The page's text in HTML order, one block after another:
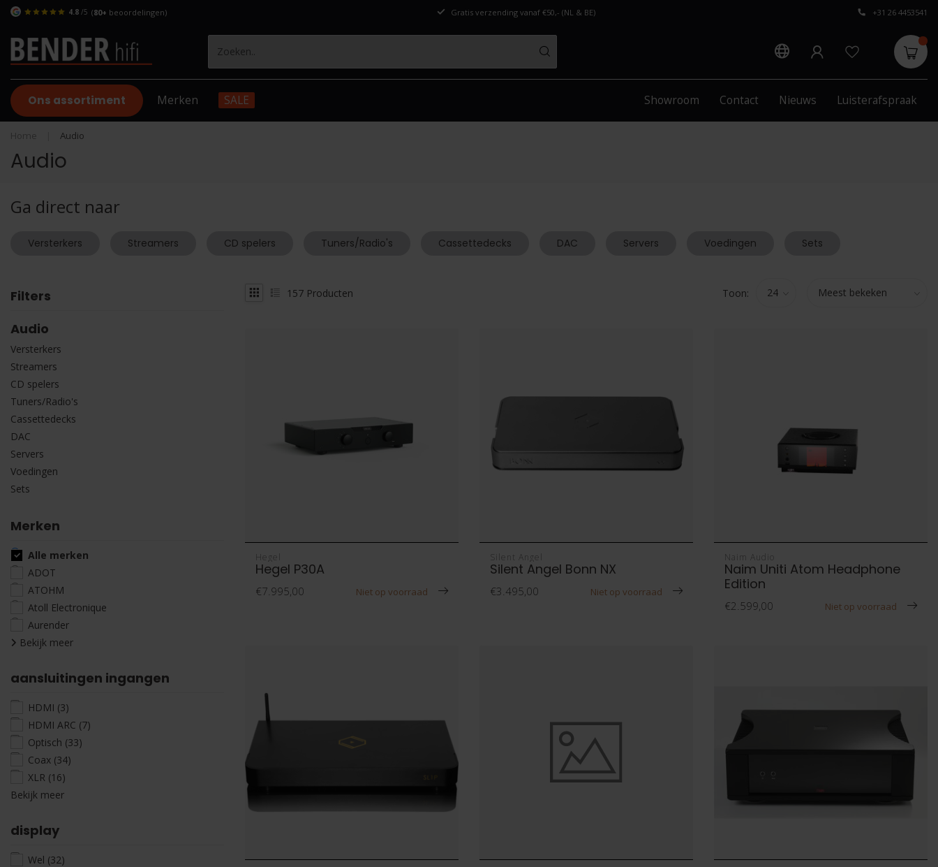
4.8 /5 (80+ beoordelingen) Gratis verzending vanaf €50,- (NL & BE) +31 26 4453541
Ons assortiment Merken SALE Showroom Contact Nieuws Luisterafspraak
Home Audio
Audio
Ga direct naar
Versterkers Streamers CD spelers Tuners/Radio's Cassettedecks DAC Servers Voedingen Sets
Filters
Audio
Versterkers
Streamers
CD spelers
Tuners/Radio's
Cassettedecks
DAC
Servers
Voedingen
Sets
Merken
Alle merken
ADOT
ATOHM
Atoll Electronique
Aurender
Bekijk meer
aansluitingen ingangen
HDMI (3)
HDMI ARC (7)
Optisch (33)
Coax (34)
XLR (16)
Bekijk meer
display
Wel (32)
157 Producten Toon:
Hegel
Hegel P30A
€7.995,00 Niet op voorraad
Silent Angel
Silent Angel Bonn NX
€3.495,00 Niet op voorraad
Naim Audio
Naim Uniti Atom Headphone
Edition
€2.599,00 Niet op voorraad